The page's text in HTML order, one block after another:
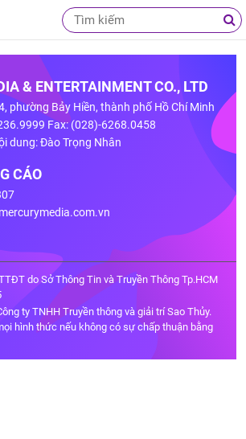
& ENTERTAINMENT CO., LTD
phường Bảy Hiền, thành phố Hồ Chí Minh
Fax: (028)-6268.0458
dung: Đào Trọng Nhân
CÁO
do Sở Thông Tin và Truyền Thông Tp.HCM
ty TNHH Truyền thông và giải trí Sao Thủy.
hình thức nếu không có sự chấp thuận bằng